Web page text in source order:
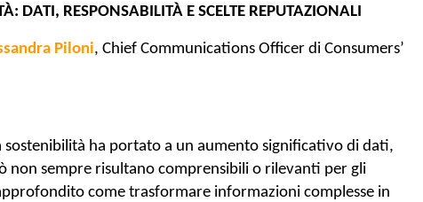
DATI, RESPONSABILITÀ E SCELTE REPUTAZIONALI
Piloni, Chief Communications Officer di Consumers’
sostenibilità ha portato a un aumento significativo di dati,
come trasformare informazioni complesse in